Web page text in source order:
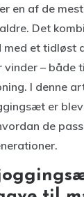
en af de
Det
med et tidløst
vinder – både
I denne
er
de